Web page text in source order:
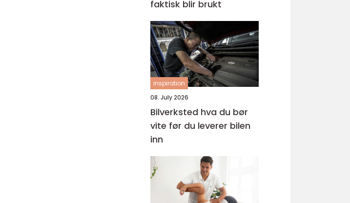
faktisk blir brukt
inspiration
08. July 2026
Bilverksted hva du bør
vite før du leverer bilen
inn